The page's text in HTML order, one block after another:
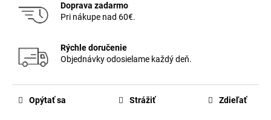
Doprava zadarmo
Pri nákupe nad 60€.
Rýchle doručenie
Objednávky odosielame každý deň.
Opýtať sa Strážiť Zdieľať